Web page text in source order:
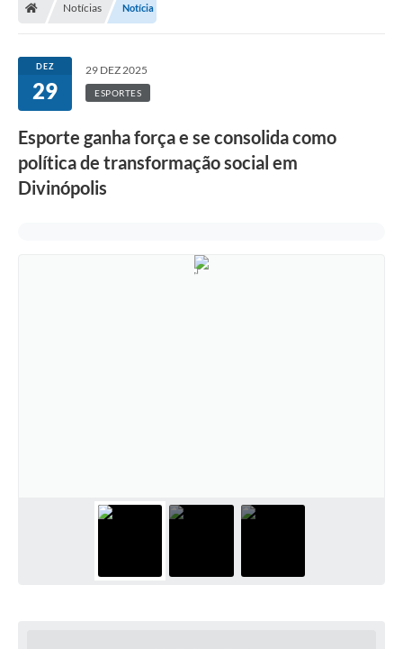
Notícias Notícia
DEZ
29
29 DEZ 2025
ESPORTES
Esporte ganha força e se consolida como
política de transformação social em
Divinópolis